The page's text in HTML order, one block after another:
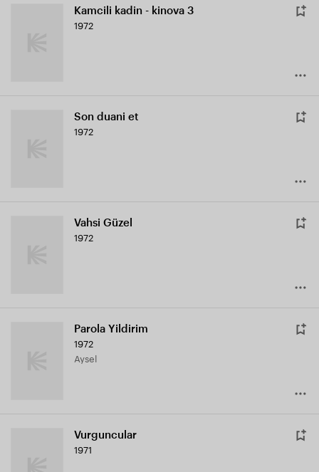
Kamcili kadin - kinova 3
1972
Son duani et
1972
Vahsi Güzel
1972
Parola Yildirim
1972
Aysel
Vurguncular
1971